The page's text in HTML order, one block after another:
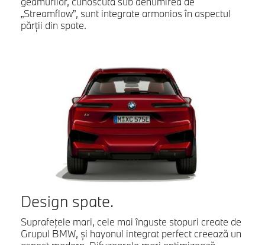
„Streamflow”, sunt integrate armonios în aspectul
părţii din spate.
Design spate.
Suprafeţele mari, cele mai înguste stopuri create de
Grupul BMW, şi hayonul integrat perfect creează un